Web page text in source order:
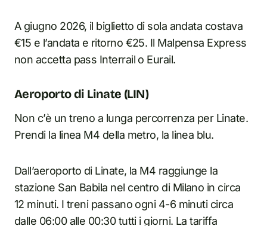
A giugno 2026, il biglietto di sola andata costava
€15 e l’andata e ritorno €25. Il Malpensa Express
non accetta pass Interrail o Eurail.
Aeroporto di Linate (LIN)
Non c’è un treno a lunga percorrenza per Linate.
Prendi la linea M4 della metro, la linea blu.
Dall’aeroporto di Linate, la M4 raggiunge la
stazione San Babila nel centro di Milano in circa
12 minuti. I treni passano ogni 4-6 minuti circa
dalle 06:00 alle 00:30 tutti i giorni. La tariffa